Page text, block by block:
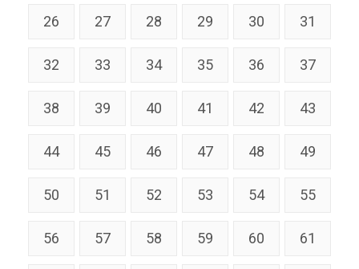
26 27 28 29 30 31
32 33 34 35 36 37
38 39 40 41 42 43
44 45 46 47 48 49
50 51 52 53 54 55
56 57 58 59 60 61